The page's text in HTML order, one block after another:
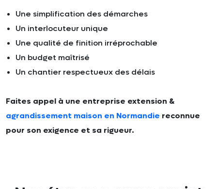
Une simplification des démarches
Un interlocuteur unique
Une qualité de finition irréprochable
Un budget maîtrisé
Un chantier respectueux des délais
Faites appel à une entreprise extension &
agrandissement maison en Normandie reconnue
pour son exigence et sa rigueur.